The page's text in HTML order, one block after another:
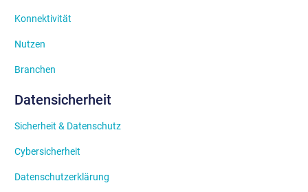
Konnektivität
Nutzen
Branchen
Datensicherheit
Sicherheit & Datenschutz
Cybersicherheit
Datenschutzerklärung